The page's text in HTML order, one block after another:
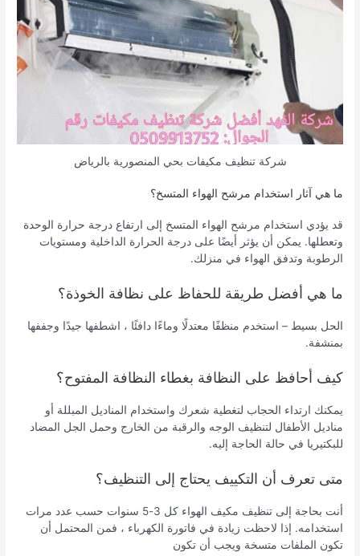
شركة تنظيف مكيفات بحي المنصورية بالرياض
ما هي آثار استخدام مرشح الهواء المتسخ؟
قد يؤدي استخدام مرشح الهواء المتسخ إلى ارتفاع درجة حرارة الوحدة
وتعطلها. يمكن أن يؤثر أيضًا على درجة الحرارة الداخلية ومستويات
الرطوبة وتدفق الهواء في منزلك.
ما هي أفضل طريقة للحفاظ على نظافة الخوذة؟
الحل بسيط – استخدم منظفًا معتدلًا وماءًا دافئًا ، اشطفها جيدًا وجففها
بمنشفة.
كيف أحافظ على النظافة بغطاء النظافة المفتوح؟
يمكنك ارتداء الحجاب لتغطية شعرك واستخدام المناديل المبللة أو
مناديل الأطفال لتنظيف الوجه والرقبة من الخارج وحمل الجل المضاد
للبكتيريا في حالة الحاجة إليه.
متى تعرف أن التكييف يحتاج إلى التنظيف؟
أنت بحاجة إلى تنظيف مكيف الهواء كل 3-5 سنوات حسب عدد مرات
استخدامه. إذا لاحظت زيادة في فاتورة الكهرباء ، فمن المحتمل أن
تكون الملفات متسخة ويجب أن تكون